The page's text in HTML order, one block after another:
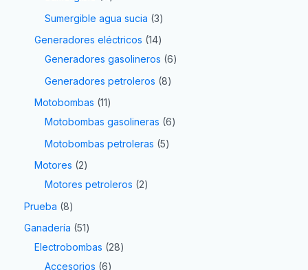
Sumergible agua sucia 3
Generadores eléctricos 14
Generadores gasolineros 6
Generadores petroleros 8
Motobombas 11
Motobombas gasolineras 6
Motobombas petroleras 5
Motores
2
Motores petroleros
2
Prueba 8
Ganadería 51
Electrobombas
28
Accesorios 6